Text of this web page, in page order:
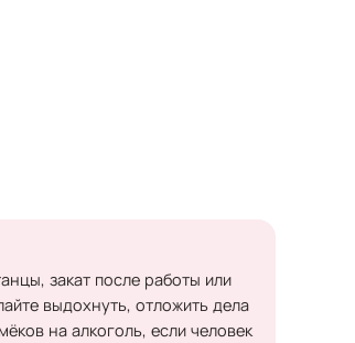
закат после работы или
выдохнуть, отложить дела
на алкоголь, если человек